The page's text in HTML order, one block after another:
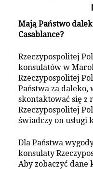
Mają Państwo
Casablance?
Rzeczypospolitej
konsulatów w
Rzeczypospolitej
Państwa za
skontaktować się z
Rzeczypospolitej
świadczy on usługi
Dla Państwa
konsulaty
Aby zobaczyć